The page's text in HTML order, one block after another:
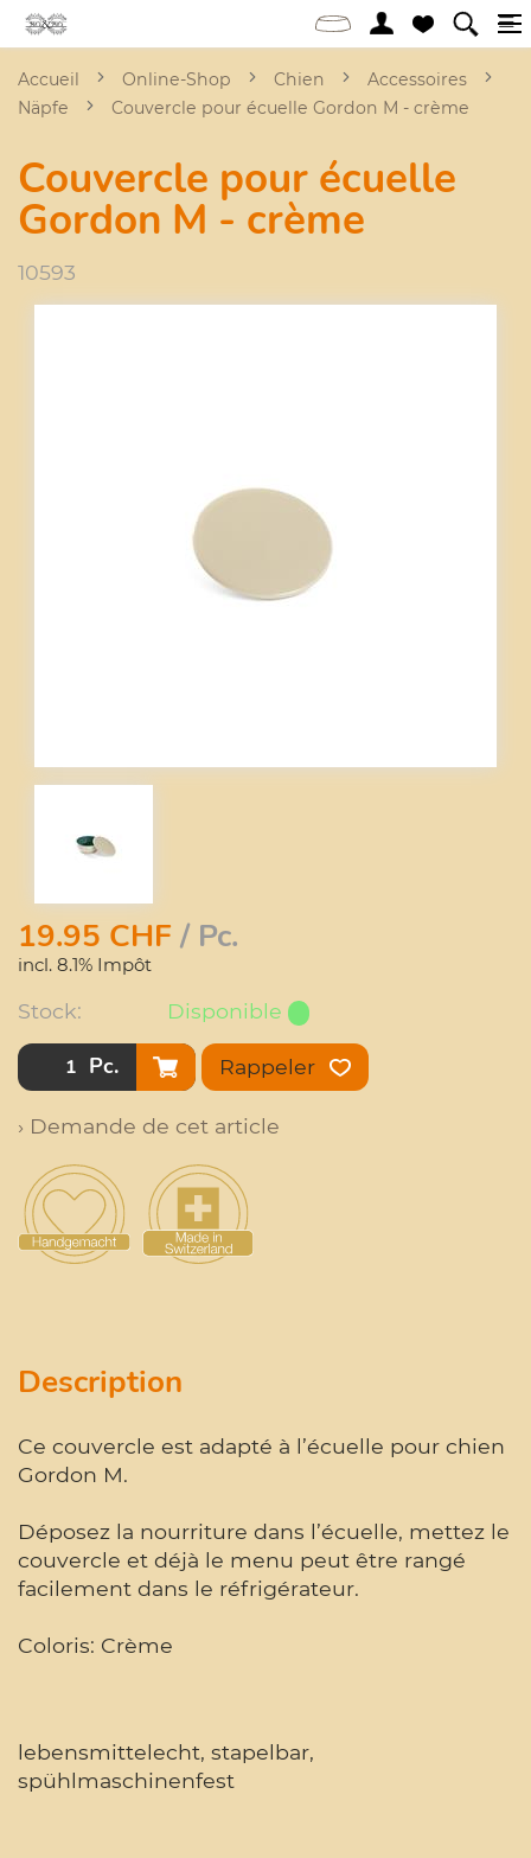
Accueil Online-Shop Chien
Accessoires
Näpfe
Couvercle pour écuelle Gordon M - crème
Couvercle pour écuelle
Gordon M - crème
10593
19.95 CHF/ Pc.
incl. 8.1% Impôt
Stock: Disponible
Pc. Rappeler
› Demande de cet article
Description
Ce couvercle est adapté à l’écuelle pour chien
Gordon M.
Déposez la nourriture dans l’écuelle, mettez le
couvercle et déjà le menu peut être rangé
facilement dans le réfrigérateur.
Coloris: Crème
lebensmittelecht, stapelbar,
spühlmaschinenfest